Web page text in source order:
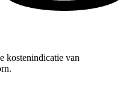
kostenindicatie van